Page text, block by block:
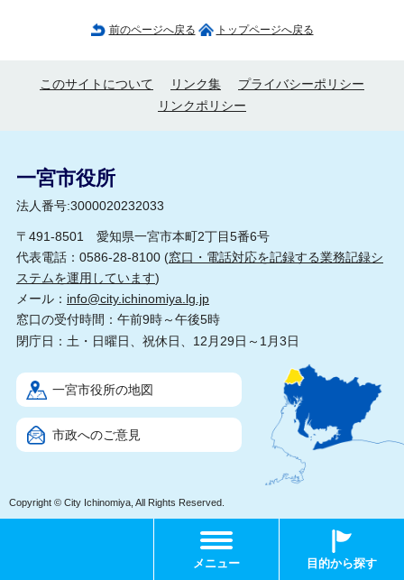
前のページへ戻る トップページへ戻る
メニュー 目的から探す
このサイトについて リンク集
プライバシーポリシー
リンクポリシー
一宮市役所
法人番号:3000020232033
〒491-8501 愛知県一宮市本町2丁目5番6号
代表電話：0586-28-8100 (窓口・電話対応を記録する業務記録シ
ステムを運用しています)
メール： info@city.ichinomiya.lg.jp
窓口の受付時間：午前9時～午後5時
閉庁日：土・日曜日、祝休日、12月29日～1月3日
一宮市役所の地図
市政へのご意見
Copyright © City Ichinomiya, All Rights Reserved.